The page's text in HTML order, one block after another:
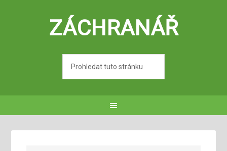
ZÁCHRANÁŘ